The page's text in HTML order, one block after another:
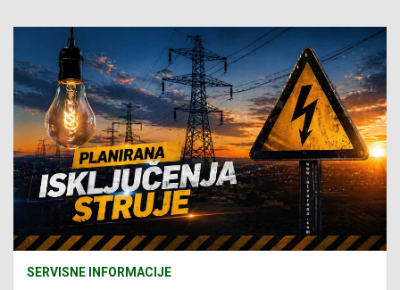
SERVISNE INFORMACIJE